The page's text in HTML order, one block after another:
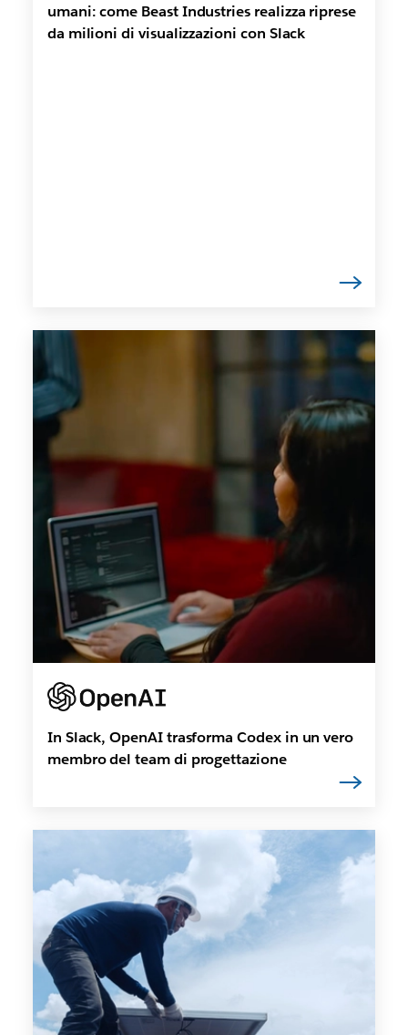
umani: come Beast Industries realizza riprese
da milioni di visualizzazioni con Slack
In Slack, OpenAI trasforma Codex in un vero
membro del team di progettazione